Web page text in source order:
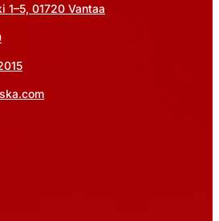
1–5, 01720 Vantaa